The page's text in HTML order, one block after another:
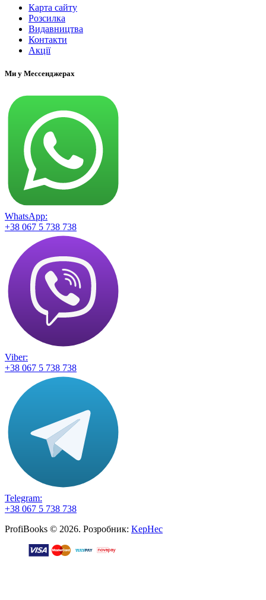
Карта сайту
Розсилка
Видавництва
Контакти
Акції
Ми у Мессенджерах
WhatsApp:
+38 067 5 738 738
Viber:
+38 067 5 738 738
Telegram:
+38 067 5 738 738
ProfiBooks © 2026. Розробник: KepHec